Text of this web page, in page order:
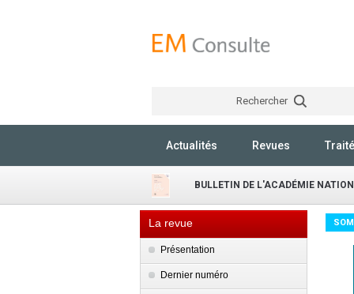
Rechercher
Actualités Revues
BULLETIN DE L'ACADÉMIE
La revue
Présentation
Dernier numéro